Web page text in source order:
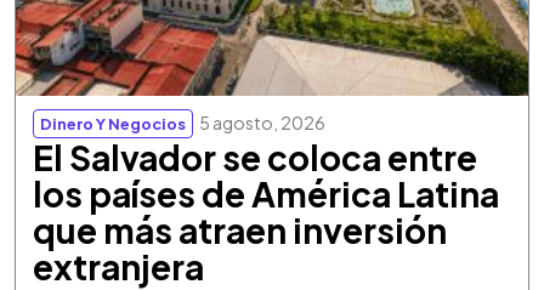
Dinero Y Negocios 5 agosto, 2026
El Salvador se coloca entre
los países de América Latina
que más atraen inversión
extranjera